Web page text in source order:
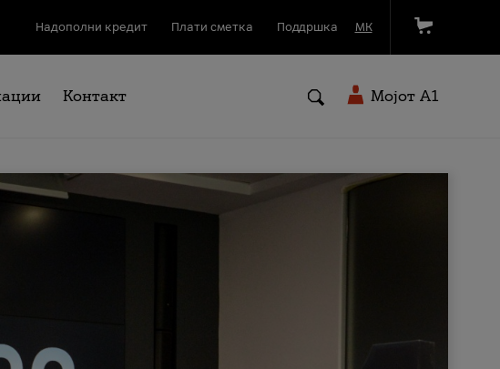
Надополни кредит Плати сметка Поддршка МК
Контакт Мојот A1